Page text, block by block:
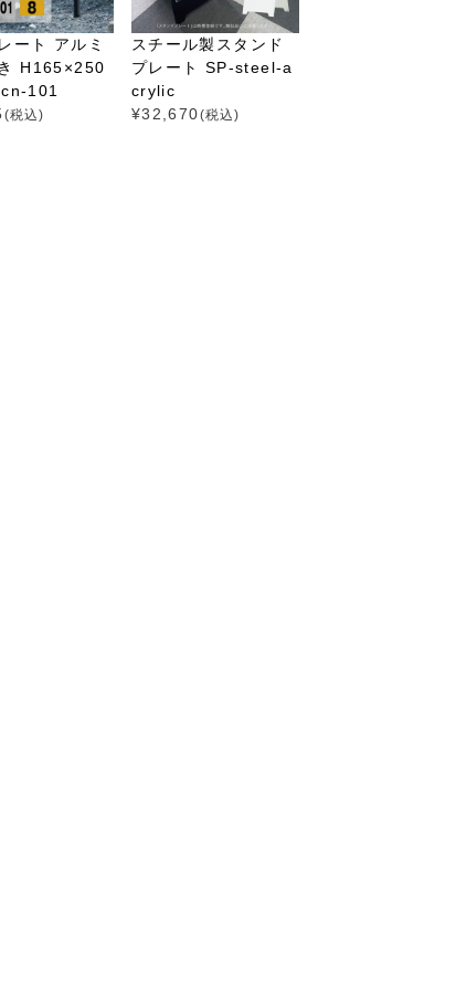
ート アルミ
H165×250
101
(税込)
スチール製スタンド
プレート SP-steel-a
crylic
¥32,670(税込)